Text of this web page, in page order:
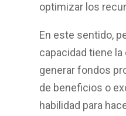
optimizar los
En este sentido,
capacidad tiene la
generar fondos
de beneficios o
habilidad para